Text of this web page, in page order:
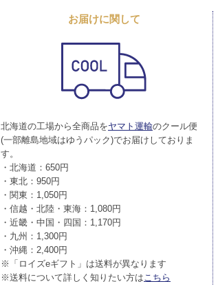
お届けに関して
北海道の工場から全商品をヤマト運輸のクール便
(一部離島地域はゆうパック)でお届けしておりま
す。
・北海道：650円
・東北：950円
・関東：1,050円
・信越・北陸・東海：1,080円
・近畿・中国・四国：1,170円
・九州：1,300円
・沖縄：2,400円
※「ロイズeギフト」は送料が異なります
※送料について詳しく知りたい方はこちら